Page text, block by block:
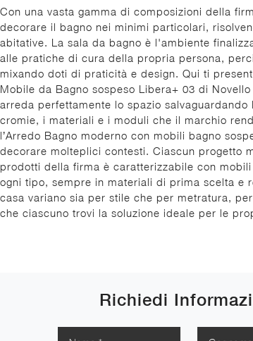
Con una vasta gamma di composizioni della
decorare il bagno nei minimi particolari,
abitative. La sala da bagno è l'ambiente
alle pratiche di cura della propria persona,
mixando doti di praticità e design. Qui ti
Mobile da Bagno sospeso Libera+ 03 di
arreda perfettamente lo spazio salvaguardando
cromie, i materiali e i moduli che il marchio
l’Arredo Bagno moderno con mobili bagno
decorare molteplici contesti. Ciascun progetto
prodotti della firma è caratterizzabile con
ogni tipo, sempre in materiali di prima scelta e
casa variano sia per stile che per metratura,
che ciascuno trovi la soluzione ideale per le
Richiedi